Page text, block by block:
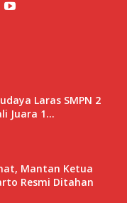
Laras SMPN 2
Juara 1...
Mantan Ketua
Resmi Ditahan